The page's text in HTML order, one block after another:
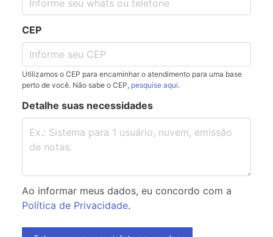
CEP
Utilizamos o CEP para encaminhar o atendimento para uma base
perto de você. Não sabe o CEP, pesquise aqui.
Detalhe suas necessidades
Ao informar meus dados, eu concordo com a
Política de Privacidade.